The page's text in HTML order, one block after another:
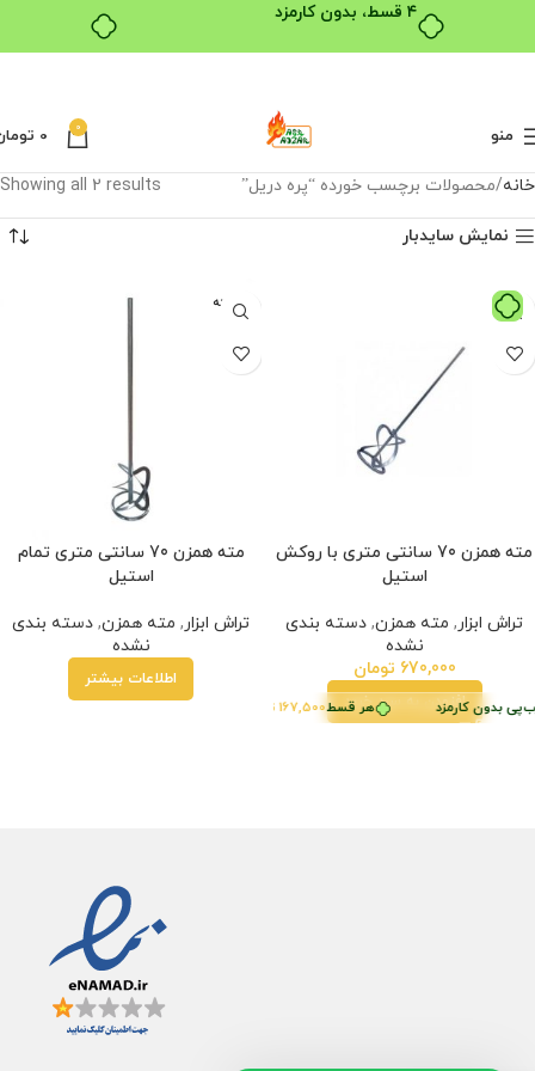
۴ قسط، بدون کارمزد
منو 0
0
خانه محصولات برچسب خورده “پره دریل” Showing all 2 results
نمایش سایدبار
هر قسط167,500 تومان بدون کارمزد
مته همزن 70 سانتی متری با روکش
استیل
تراش ابزار, مته همزن, دسته بندی
نشده
670,000 تومان
افزودن به سبد خرید
فروخته
شده
مته همزن 70 سانتی متری تمام
استیل
تراش ابزار, مته همزن, دسته بندی
نشده
اطلاعات بیشتر